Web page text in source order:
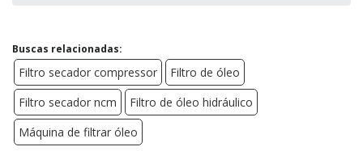
Buscas relacionadas:
Filtro secador compressor
Filtro de óleo
Filtro secador ncm
Filtro de óleo hidráulico
Máquina de filtrar óleo